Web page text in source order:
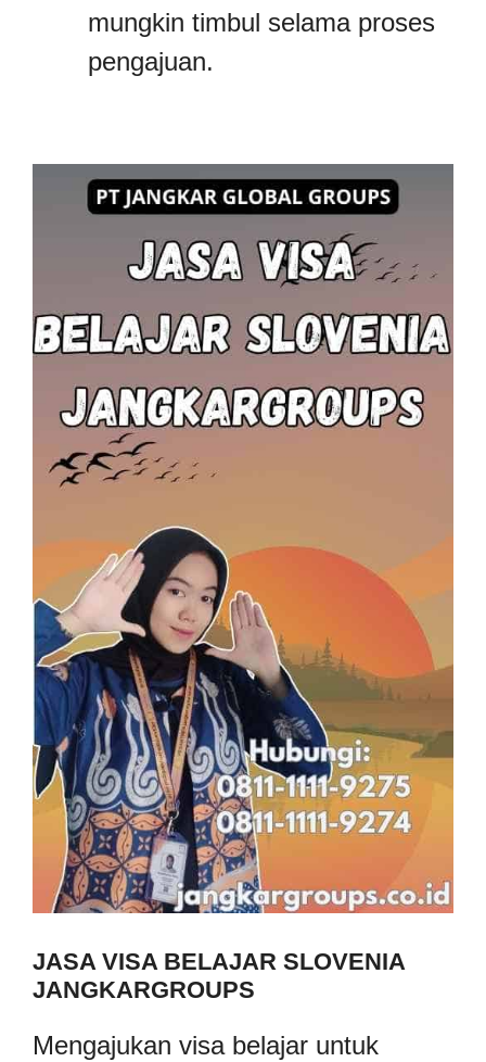
mungkin timbul selama proses
pengajuan.
JASA VISA BELAJAR SLOVENIA
JANGKARGROUPS
Mengajukan visa belajar untuk